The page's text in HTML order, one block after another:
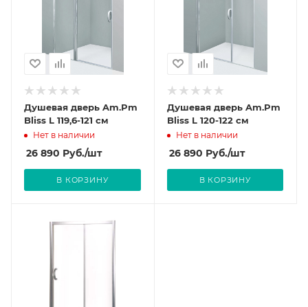
Душевая дверь Am.Pm
Bliss L 119,6-121 см
Нет в наличии
26 890 Руб./шт
В КОРЗИНУ
Душевая дверь Am.Pm
Bliss L 120-122 см
Нет в наличии
26 890 Руб./шт
В КОРЗИНУ